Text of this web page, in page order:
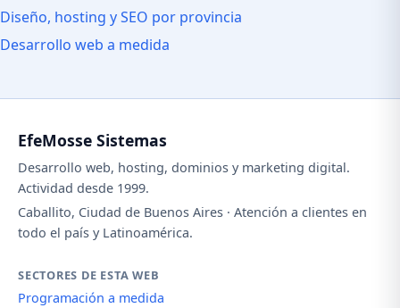
Diseño, hosting y SEO por provincia
Desarrollo web a medida
EfeMosse Sistemas
Desarrollo web, hosting, dominios y marketing digital.
Actividad desde 1999.
Caballito, Ciudad de Buenos Aires · Atención a clientes en
todo el país y Latinoamérica.
SECTORES DE ESTA WEB
Programación a medida